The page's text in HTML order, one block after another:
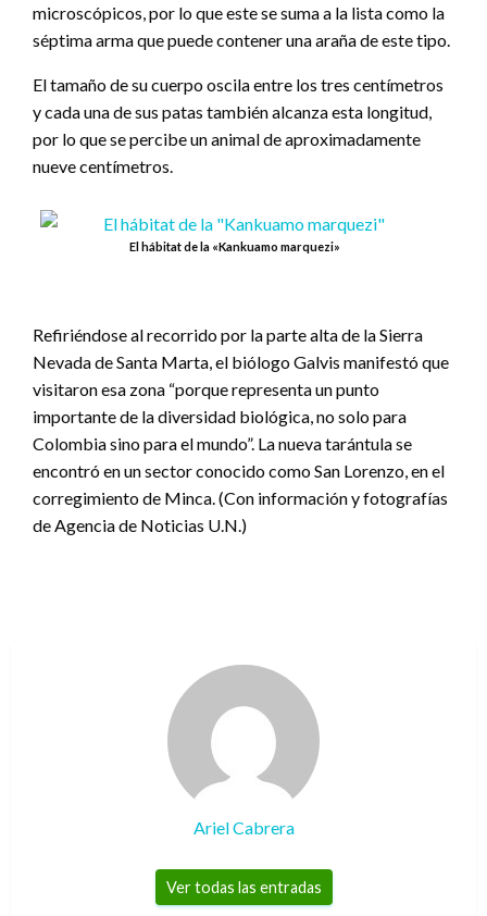
microscópicos, por lo que este se suma a la lista como la
séptima arma que puede contener una araña de este tipo.
El tamaño de su cuerpo oscila entre los tres centímetros
y cada una de sus patas también alcanza esta longitud,
por lo que se percibe un animal de aproximadamente
nueve centímetros.
El hábitat de la «Kankuamo marquezi»
Refiriéndose al recorrido por la parte alta de la Sierra
Nevada de Santa Marta, el biólogo Galvis manifestó que
visitaron esa zona “porque representa un punto
importante de la diversidad biológica, no solo para
Colombia sino para el mundo”. La nueva tarántula se
encontró en un sector conocido como San Lorenzo, en el
corregimiento de Minca. (Con información y fotografías
de Agencia de Noticias U.N.)
Ariel Cabrera
Ver todas las entradas